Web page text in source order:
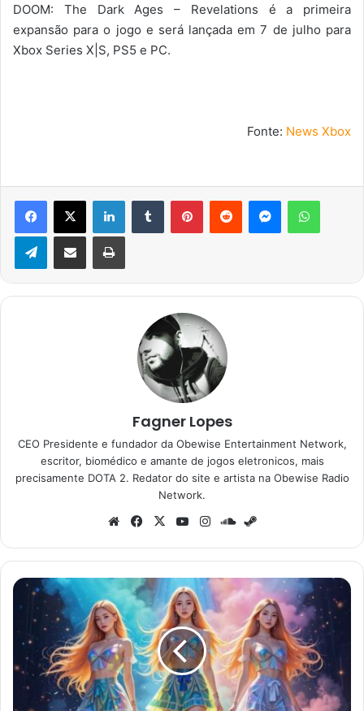
DOOM: The Dark Ages – Revelations é a primeira
expansão para o jogo e será lançada em 7 de julho para
Xbox Series X|S, PS5 e PC.
Fonte: News Xbox
Facebook
X LinkedinTumblr PinterestReddit Messenger
TelegramCompartilhar via e-mail Imprimir
Fagner Lopes
CEO Presidente e fundador da Obewise Entertainment Network,
escritor, biomédico e amante de jogos eletronicos, mais
precisamente DOTA 2. Redator do site e artista na Obewise Radio
Network.
WebsiteFacebook
X YouTubeInstagramSoundCloud
Hong
retira
antidrogas
com